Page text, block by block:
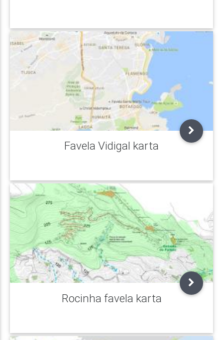
Favela Vidigal karta
Rocinha favela karta